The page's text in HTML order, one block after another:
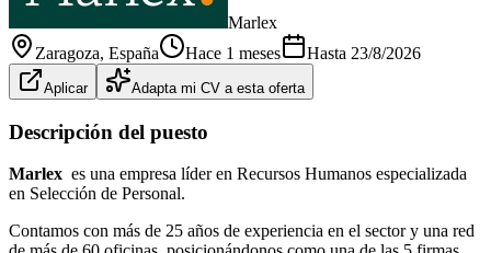
Marlex
Zaragoza, España Hace 1 meses Hasta 23/8/2026
Aplicar Adapta mi CV a esta oferta
Descripción del puesto
Marlex es una empresa líder en Recursos Humanos especializada
en Selección de Personal.
Contamos con más de 25 años de experiencia en el sector y una red